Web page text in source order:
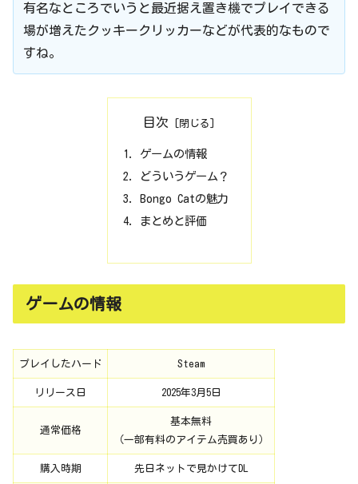
有名なところでいうと最近据え置き機でプレイできる
場が増えたクッキークリッカーなどが代表的なもので
すね。
目次
ゲームの情報
どういうゲーム？
Bongo Catの魅力
まとめと評価
ゲームの情報
プレイしたハード Steam
リリース日 2025年3月5日
通常価格
基本無料
（一部有料のアイテム売買あり）
購入時期 先日ネットで見かけてDL